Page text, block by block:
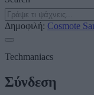
Δημοφιλή: Cosmote
Techmaniacs
Σύνδεση